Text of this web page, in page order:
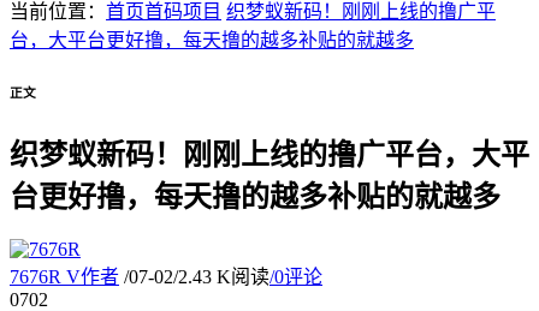
当前位置： 首页首码项目 织梦蚁新码！刚刚上线的撸广平
台，大平台更好撸，每天撸的越多补贴的就越多
正文
织梦蚁新码！刚刚上线的撸广平台，大平
台更好撸，每天撸的越多补贴的就越多
7676R V作者 /07-02/2.43 K阅读/0评论
0702